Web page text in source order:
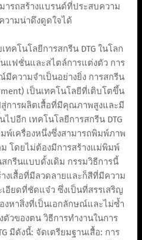
ารถสร้างแบรนด์ที่ประสบความ
วามน่าดึงดูดใจได้
คโนโลยีการสกรีน DTG ในโลก
แฟชั่นและสไตล์การแต่งตัว การ
มีความจำเป็นอย่างยิ่ง การสกรีน
เป็นเทคโนโลยีที่เติบโตขึ้น
สู่การผลิตเสื้อที่มีคุณภาพสูงและมี
ปอีก เทคโนโลยีการสกรีน DTG
พ์เครื่องหนึ่งซึ่งสามารถพิมพ์ภาพ
โดยไม่ต้องมีการสร้างแม่พิมพ์
กรีนแบบดั้งเดิม กรรมวิธีการนี้
งเสื้อที่มีลวดลายและก็สีที่มีความ
อียดที่ชัดแจ๋ว ซึ่งเป็นที่สรรเสริญ
งหาสิ่งที่เป็นเอกลักษณ์และไม่ซ้ำ
ตัวของตน วิธีการทำงานในการ
มีดังนี้: จัดเตรียมฐานเสื้อ: การ